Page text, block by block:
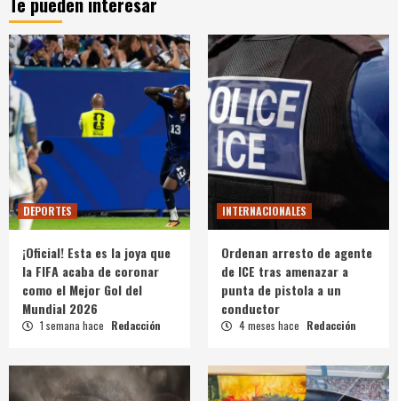
DEPORTES
¡Oficial! Esta es la joya que
la FIFA acaba de coronar
como el Mejor Gol del
Mundial 2026
1 semana hace Redacción
INTERNACIONALES
Ordenan arresto de agente
de ICE tras amenazar a
punta de pistola a un
conductor
4 meses hace Redacción